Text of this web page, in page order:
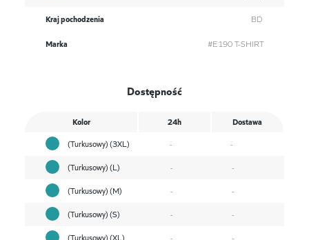
Kraj pochodzenia BD
Marka #E190 T-SHIRT
Dostępność
Kolor 24h
Dostawa
(Turkusowy) (3XL)
-
-
(Turkusowy) (L)
-
-
(Turkusowy) (M)
-
-
(Turkusowy) (S)
-
-
(Turkusowy) (XL)
-
-